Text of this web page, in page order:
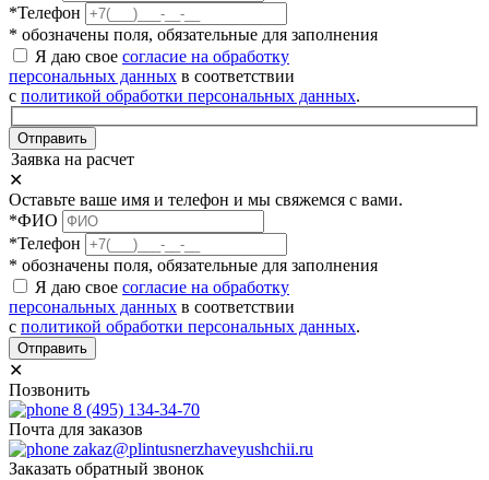
*Телефон
* обозначены поля, обязательные для заполнения
Я даю свое согласие на обработку
персональных данных в соответствии
с политикой обработки персональных данных.
Отправить
Заявка на расчет
✕
Оставьте ваше имя и телефон и мы свяжемся с вами.
*ФИО
*Телефон
* обозначены поля, обязательные для заполнения
Я даю свое согласие на обработку
персональных данных в соответствии
с политикой обработки персональных данных.
Отправить
✕
Позвонить
8 (495) 134-34-70
Почта для заказов
zakaz@plintusnerzhaveyushchii.ru
Заказать обратный звонок